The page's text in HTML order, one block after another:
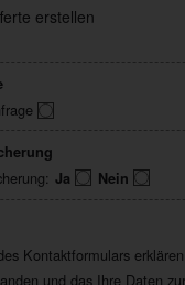
erstellen
Ja Nein
Kontaktformulars
und das Ihre Daten